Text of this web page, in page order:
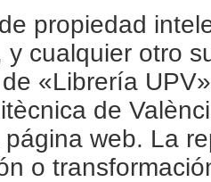
propiedad
y cualquier otro
«Librería
de
web. La
o